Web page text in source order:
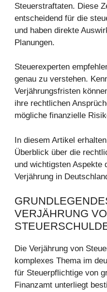
Steuerstraftaten. Diese
entscheidend für die
und haben direkte
Planungen.
Steuerexperten
genau zu verstehen.
Verjährungsfristen
ihre rechtlichen
mögliche finanzielle
In diesem Artikel
Überblick über die
und wichtigsten Aspekte
Verjährung in
VERJÄHRUNG
Die Verjährung von
komplexes Thema im
für Steuerpflichtige von
Finanzamt unterliegt